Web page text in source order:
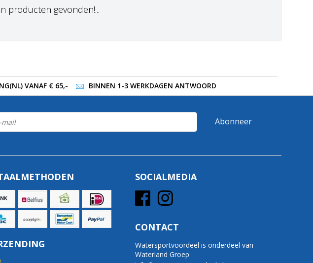
producten gevonden!...
VANAF € 65,- BINNEN 1-3 WERKDAGEN ANTWOORD
Abonneer
SOCIALMEDIA
CONTACT
Watersportvoordeel is onderdeel van
Waterland Groep